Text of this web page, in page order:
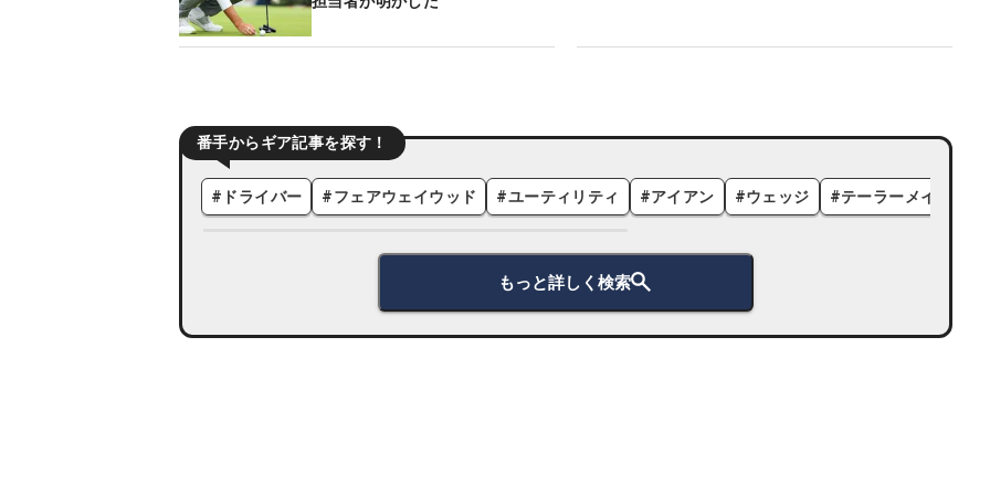
番手からギア記事を探す！
# ドライバー #フェアウェイウッド #ユーティリティ #アイアン #ウェッジ #テーラーメイド
もっと詳しく検索